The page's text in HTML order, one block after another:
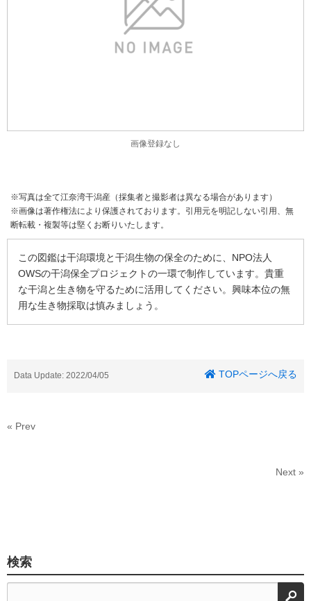
画像登録なし
※写真は全て江奈湾干潟産（採集者と撮影者は異なる場合があります）
※画像は著作権法により保護されております。引用元を明記しない引用、無
断転載・複製等は堅くお断りいたします。
この図鑑は干潟環境と干潟生物の保全のために、NPO法人
OWSの干潟保全プロジェクトの一環で制作しています。貴重
な干潟と生き物を守るために活用してください。興味本位の無
用な生き物採取は慎みましょう。
Data Update: 2022/04/05 TOPページへ戻る
« Prev
Next »
検索
検